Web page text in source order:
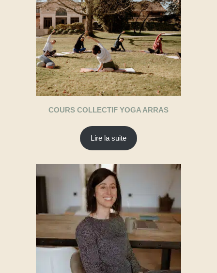
COURS COLLECTIF YOGA ARRAS
Lire la suite